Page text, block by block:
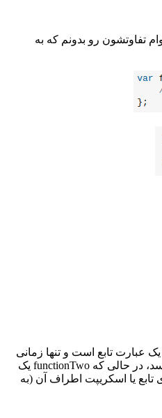
تفاوتشون رو بدونم که به
تفاوت این است که functionOne یک عبارت تابع است و تنها زمانی
تعریف می شود که به آن خط برسد، در حالی که functionTwo یک
یا اسکریپت اطراف آن (به